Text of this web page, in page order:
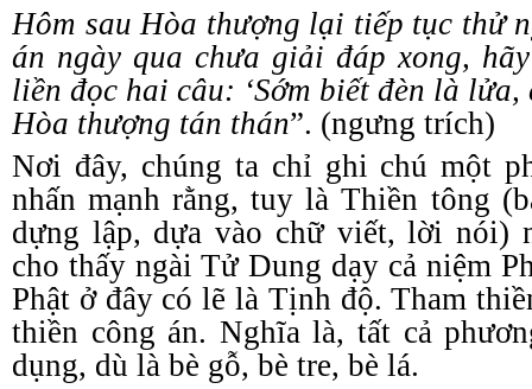
Hôm sau Hòa thượng lại tiếp tục thử
án ngày qua chưa giải đáp xong,
liền đọc hai câu: ‘Sớm biết đèn là
Hòa thượng tán thán”. (ngưng trích)
Nơi đây, chúng ta chỉ ghi chú một
nhấn mạnh rằng, tuy là Thiền tông
dựng lập, dựa vào chữ viết, lời nói)
cho thấy ngài Tử Dung dạy cả niệm
Phật ở đây có lẽ là Tịnh độ. Thamt
thiền công án. Nghĩa là, tất cả
dụng, dù là bè gỗ, bè tre, bè lá.